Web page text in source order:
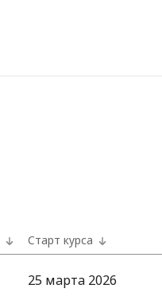
Старт курса
25 марта 2026